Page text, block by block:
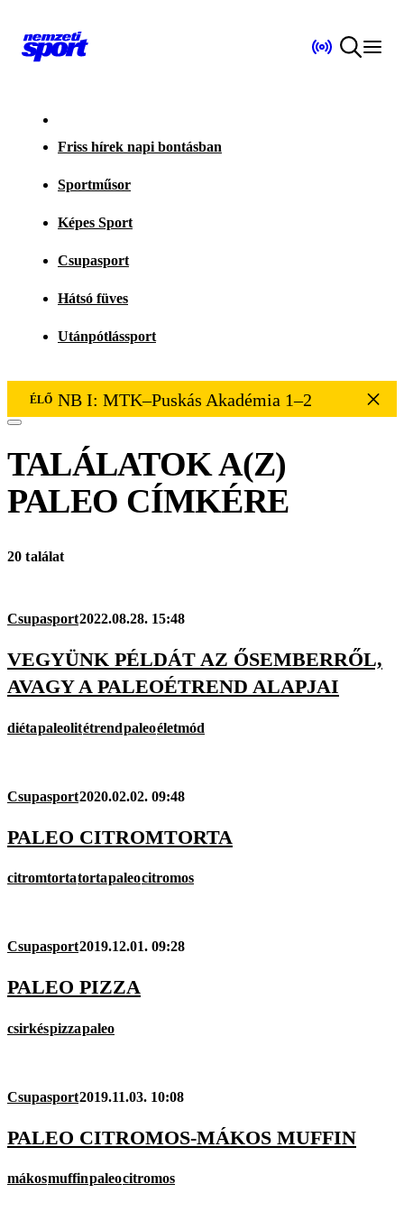
Friss hírek napi bontásban
Sportműsor
Képes Sport
Csupasport
Hátsó füves
Utánpótlássport
ÉLŐ NB I: MTK–Puskás Akadémia 1–2
TALÁLATOK A(Z)
PALEO CÍMKÉRE
20 találat
Csupasport2022.08.28. 15:48
VEGYÜNK PÉLDÁT AZ ŐSEMBERRŐL,
AVAGY A PALEOÉTREND ALAPJAI
diétapaleolitétrendpaleoéletmód
Csupasport2020.02.02. 09:48
PALEO CITROMTORTA
citromtortatortapaleocitromos
Csupasport2019.12.01. 09:28
PALEO PIZZA
csirkéspizzapaleo
Csupasport2019.11.03. 10:08
PALEO CITROMOS-MÁKOS MUFFIN
mákosmuffinpaleocitromos